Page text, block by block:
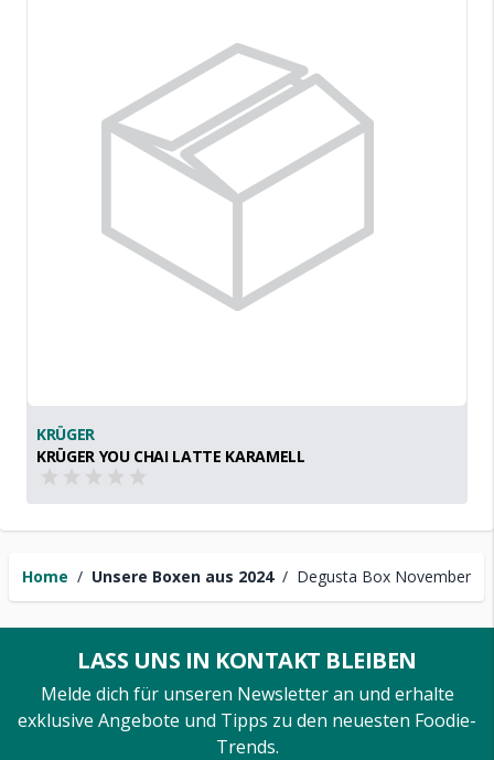
Home / Unsere Boxen aus 2024 / Degusta Box November
KRÜGER
KRÜGER YOU CHAI LATTE KARAMELL
LASS UNS IN KONTAKT BLEIBEN
Melde dich für unseren Newsletter an und erhalte
exklusive Angebote und Tipps zu den neuesten Foodie-
Trends.